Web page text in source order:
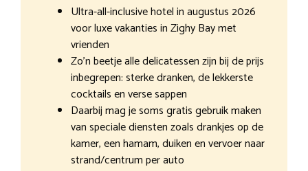
Ultra-all-inclusive hotel in augustus 2026
voor luxe vakanties in Zighy Bay met
vrienden
Zo’n beetje alle delicatessen zijn bij de prijs
inbegrepen: sterke dranken, de lekkerste
cocktails en verse sappen
Daarbij mag je soms gratis gebruik maken
van speciale diensten zoals drankjes op de
kamer, een hamam, duiken en vervoer naar
strand/centrum per auto